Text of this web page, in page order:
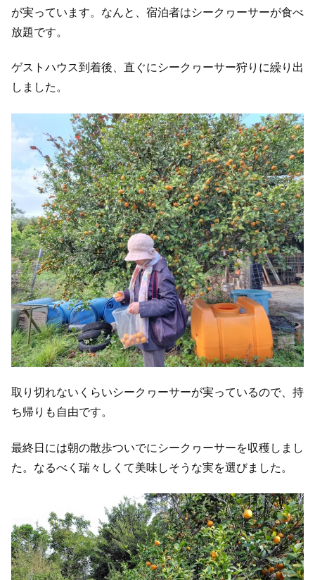
が実っています。なんと、宿泊者はシークヮーサーが食べ
放題です。
ゲストハウス到着後、直ぐにシークヮーサー狩りに繰り出
しました。
取り切れないくらいシークヮーサーが実っているので、持
ち帰りも自由です。
最終日には朝の散歩ついでにシークヮーサーを収穫しまし
た。なるべく瑞々しくて美味しそうな実を選びました。